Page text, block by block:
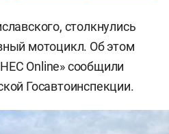
столкнулись
мотоцикл. Об этом
Online» сообщили
Госавтоинспекции.